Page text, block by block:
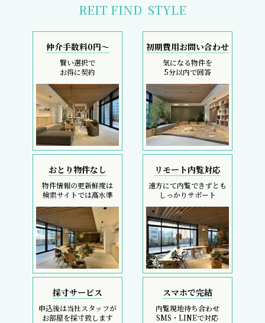
REIT FIND STYLE
仲介手数料0円～
賢い選択で
お得に契約
初期費用お問い合わせ
気になる物件を
5分以内で回答
おとり物件なし
物件情報の更新鮮度は
検索サイトでは高水準
リモート内覧対応
遠方にて内覧できずとも
しっかりサポート
採寸サービス
申込後は当社スタッフが
お部屋を採寸致します
スマホで完結
内覧現地待ち合わせ
SMS・LINEで対応